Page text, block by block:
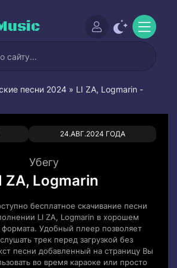
песни 2024 » LI ZA, Logmarin -
24.АВГ.2024 ГОДА
0 0
Убегу
ZA, Logmarin
бесплатное скачивание песни
LI ZA, Logmarin в хорошем
формата. Удобный плеер позволяет
трек перед загрузкой без
песни добавленный на страницу Вы
во время караоке или просто